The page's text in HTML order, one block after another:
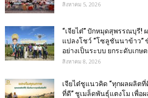
สิงหาคม 5, 2026
“เจียไต๋” ปักหมุดสุพรรณบุรี!
แปลงโชว์ “โซลูชันนาข้าว”
อย่างเป็นระบบ ยกระดับเกษ
สิงหาคม 8, 2026
เจียไต๋ชูแนวคิด “ทุกผลผลิต
ที่ดี” ชูเมล็ดพันธุ์แตงโม เพื่